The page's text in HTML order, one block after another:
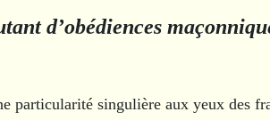
d’obédiences
particularité singulière aux yeux des